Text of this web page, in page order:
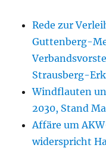
Rede zur
Guttenberg-
Strausberg-
Windflauten
2030, Stand
Affäre um
widerspricht